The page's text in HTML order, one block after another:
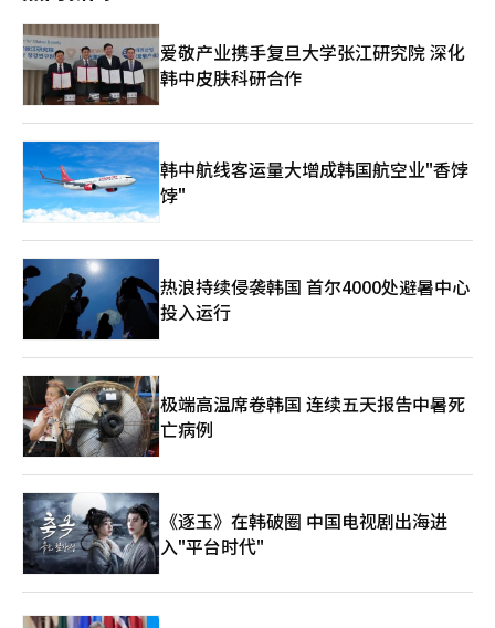
打曲《BANG BANG》在国内主要音源榜单上实现“完美全杀”并
获得音乐节目9冠王后举行的。IVE自出道以来，从《LOVE DIVE》
到《HEYA》，每首发布的歌曲都登上音源榜首，获得了大众的认
可和粉丝的支持。这表明Starship娱乐追求的“完美型女团”战略
在市场上取得了成功。此次粉丝演唱会中成员们展现的完美团队合
作和与粉丝的紧密互动，证明了IVE不仅是一个偶像团体，更是一
个“可持续品牌IP”。IVE将以此次粉丝演唱会为起点，正式启动
覆盖亚洲、欧洲、美洲和大洋洲的第二次世界巡演“SHOW WHAT
I AM”，4月4日将在吉隆坡开始与全球DIVE见面。目前，IVE在全
球音乐市场的地位比以往更加稳固。在北美和欧洲市场，K-pop偶
像的演出需求急剧增加，IVE已经在欧洲和美洲主要城市证明了其
性”和“独特概念”与西方市场趋势契合度的标准。尤其是360度
舞台设计等空间利用能力，预计将在北美和欧洲的大型竞技场演出
中更加闪耀。专家认为，IVE通过此次巡演，不仅会巩固K-pop粉
丝群体，还将向当地大众展示其“表演实力强”的艺术家形象。
IVE的成功在于将粉丝视为“航海的伙伴”而非舞台的旁观者。演
出中设置的寻宝任务、利用LED屏幕的参与型内容、遍布观众席的
安可舞台，赋予了粉丝“我们成就IVE”的强烈归属感。这与全球
娱乐市场的核心关键词“粉丝参与”完全一致。IVE是最聪明地利
用这一趋势的组合。成员们在空白期中坦诚分享恐惧，并通过音乐
回馈粉丝的安慰，这种“真诚叙事”是全球粉丝将IVE视为“自己
人”而非简单明星的最强有力武器。正如成员们所说，“IVE将永
远与DIVE同行”，她们不仅是舞台上的女神，也是并肩游泳的伙
伴。随着4月开始的巡演，全球音乐迷的目光聚焦于IVE如何再次将
2026年的K-pop市场染成“紫色”。※ 本报道经人工智能（AI）
系统翻译与编辑。
爱敬产业携手复旦大学张江研究院 深化
韩中皮肤科研合作
韩中航线客运量大增成韩国航空业"香饽
饽"
热浪持续侵袭韩国 首尔4000处避暑中心
投入运行
极端高温席卷韩国 连续五天报告中暑死
亡病例
《逐玉》在韩破圈 中国电视剧出海进
入"平台时代"